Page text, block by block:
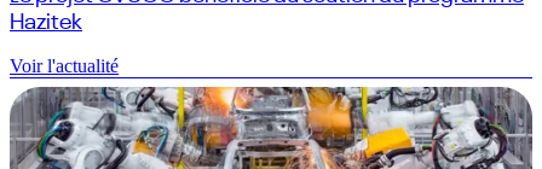
Hazitek
Voir l'actualité